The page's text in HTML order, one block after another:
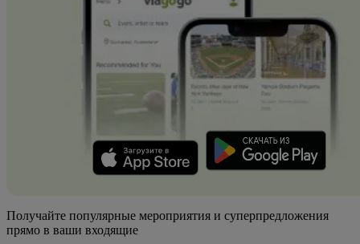
Получайте популярные мероприятия и суперпредложения
прямо в ваши входящие